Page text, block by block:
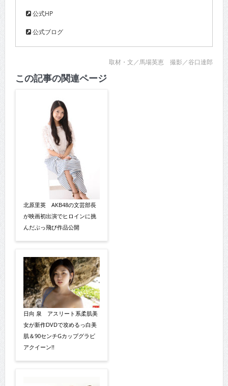
公式HP
公式ブログ
取材・文／馬場英恵 撮影／谷口達郎
この記事の関連ページ
北原里英 AKB48の文芸部長
が映画初出演でヒロインに挑
んだぶっ飛び作品公開
日向 泉 アスリート系柔肌美
女が新作DVDで攻めるっ白美
肌＆90センチGカップグラビ
アクイーン!!